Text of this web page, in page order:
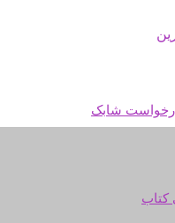
شابک
کتاب